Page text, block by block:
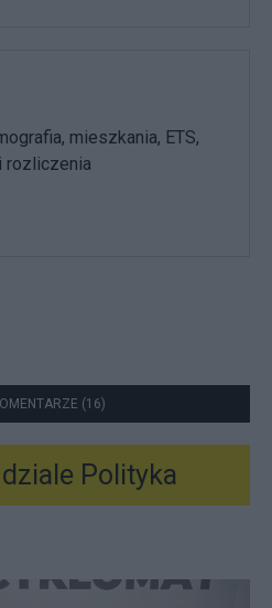
mieszkania, ETS,
rozliczenia
(16)
Polityka